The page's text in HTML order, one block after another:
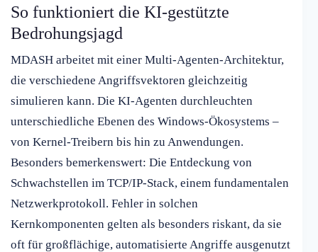
So funktioniert die KI-gestützte
Bedrohungsjagd
MDASH arbeitet mit einer Multi-Agenten-Architektur,
die verschiedene Angriffsvektoren gleichzeitig
simulieren kann. Die KI-Agenten durchleuchten
unterschiedliche Ebenen des Windows-Ökosystems –
von Kernel-Treibern bis hin zu Anwendungen.
Besonders bemerkenswert: Die Entdeckung von
Schwachstellen im TCP/IP-Stack, einem fundamentalen
Netzwerkprotokoll. Fehler in solchen
Kernkomponenten gelten als besonders riskant, da sie
oft für großflächige, automatisierte Angriffe ausgenutzt